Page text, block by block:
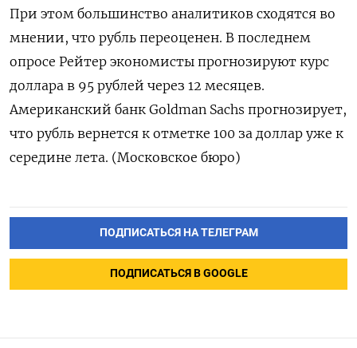
При этом большинство аналитиков сходятся во
мнении, что рубль переоценен. В последнем
опросе Рейтер экономисты прогнозируют курс
доллара в 95 рублей через 12 месяцев.
Американский банк Goldman Sachs прогнозирует,
что рубль вернется к отметке 100 за доллар уже к
середине лета. (Московское бюро)
ПОДПИСАТЬСЯ НА ТЕЛЕГРАМ
ПОДПИСАТЬСЯ В GOOGLE